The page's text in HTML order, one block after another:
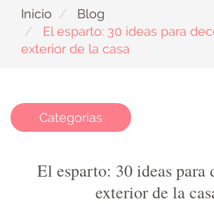
Inicio
Blog
El esparto: 30 ideas para
exterior de la casa
Categorias
El esparto: 30 ideas para
exterior de la